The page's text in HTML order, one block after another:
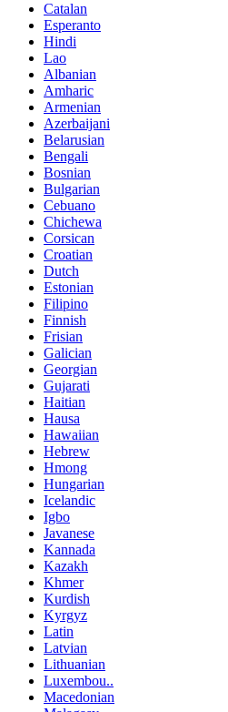
Catalan
Esperanto
Hindi
Lao
Albanian
Amharic
Armenian
Azerbaijani
Belarusian
Bengali
Bosnian
Bulgarian
Cebuano
Chichewa
Corsican
Croatian
Dutch
Estonian
Filipino
Finnish
Frisian
Galician
Georgian
Gujarati
Haitian
Hausa
Hawaiian
Hebrew
Hmong
Hungarian
Icelandic
Igbo
Javanese
Kannada
Kazakh
Khmer
Kurdish
Kyrgyz
Latin
Latvian
Lithuanian
Luxembou..
Macedonian